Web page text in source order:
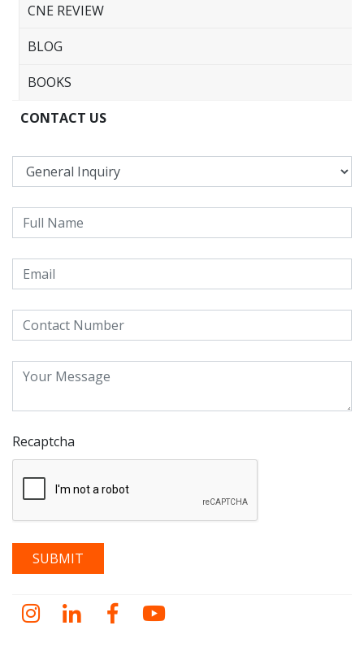
CNE REVIEW
BLOG
BOOKS
CONTACT US
Recaptcha
Instagram
LinkedInFacebookYouTube